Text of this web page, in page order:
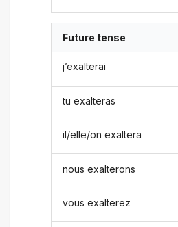
Future tense
j’exalterai
tu exalteras
il/elle/on exaltera
nous exalterons
vous exalterez